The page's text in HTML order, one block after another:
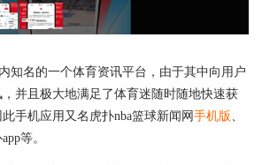
知名的一个体育资讯平台，由于其中向用户
并且极大地满足了体育迷随时随地快速获
手机应用又名虎扑nba篮球新闻网手机版
等。